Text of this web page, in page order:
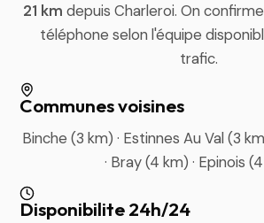
21 km depuis Charleroi. On
téléphone selon l'équipe
trafic.
Communes voisines
Binche (3 km) · Estinnes Au Val (3
· Bray (4 km) · Epinois
Disponibilite 24h/24